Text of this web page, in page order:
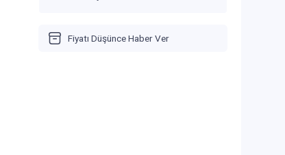
Fiyatı Düşünce Haber Ver